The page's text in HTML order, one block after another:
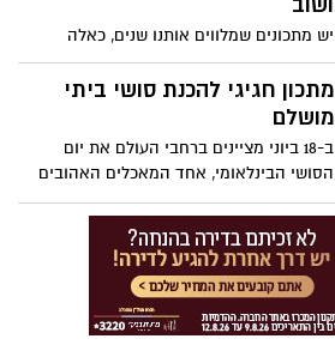
המתכונים באדיבות מחלקת התזונה של מותג
מוצרי החשמל Teka
יש מתכונים שמלווים אותנו שנים, כאלה
שממלאים את הבית בריח של ילדות, שבת
ומשפחה. קציצות הבשר ברוטב עגבניות הן
בדיוק מהסוג הזה רכות, עסיסיות ונמסות
שהופך את הקציצות לאווריריות כמו עננים.
מתכון חגיגי להכנת סושי ביתי
מושלם
ב-18 ביוני מציינים ברחבי העולם את יום
הסושי הבינלאומי, אחד המאכלים האהובים
והמזוהים ביותר עם המטבח היפני, שהפך
בשנים האחרונות לכוכב גם במטבחים
הביתיים בישראל. לרגל המאורע, המותג
הקולינארי מאסטר שף, המתמחה במוצרי מזון
איכותיים מהמטבח האסייתי, מציע מתכון קל,
צבעוני וטעים במיוחד, להכנת רול סושי